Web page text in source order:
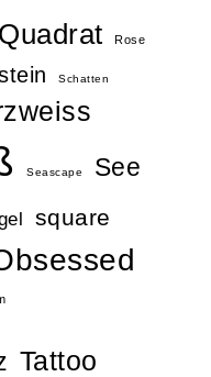
Quadrat Rose
Schatten
Seascape See
square
Tattoo